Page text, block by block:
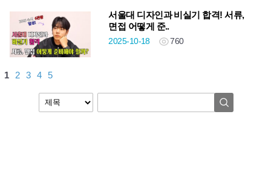
서울대 디자인과 비실기 합격! 서류,
면접 어떻게 준..
2025-10-18 760
1 2 3 4 5